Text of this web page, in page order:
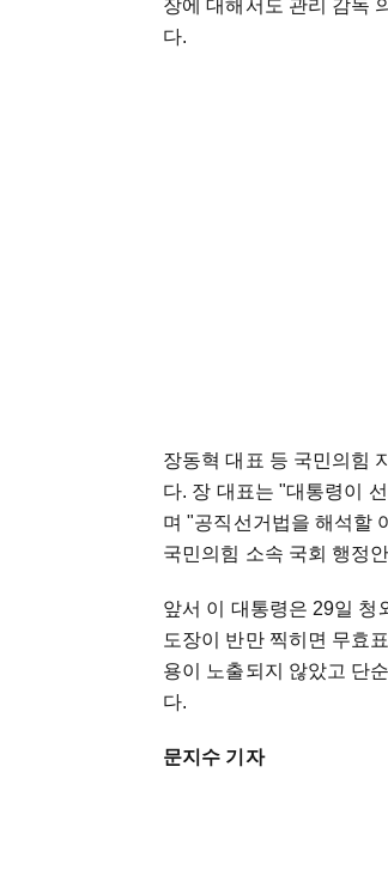
장에 대해서도 관리 감독
다.
장동혁 대표 등 국민의힘
다. 장 대표는 "대통령이
며 "공직선거법을 해석할
국민의힘 소속 국회 행정
앞서 이 대통령은 29일 청
도장이 반만 찍히면 무효
용이 노출되지 않았고 단
다.
문지수 기자